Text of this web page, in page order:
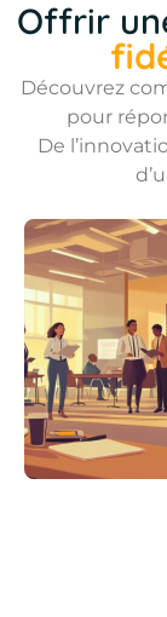
Offrir
Découvrez
pour
De